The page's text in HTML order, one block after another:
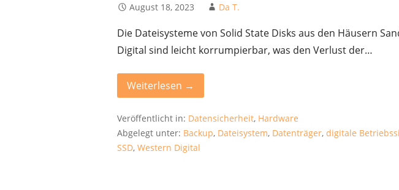
August 18, 2023 Da T.
Die Dateisysteme von Solid State Disks aus den Häusern
Digital sind leicht korrumpierbar, was den Verlust der…
Weiterlesen →
Veröffentlicht in: Datensicherheit, Hardware
Abgelegt unter: Backup, Dateisystem, Datenträger,digitale
SSD,Western Digital